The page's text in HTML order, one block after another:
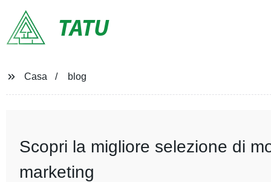
TATU
Casa blog
Scopri la migliore selezione di
marketing